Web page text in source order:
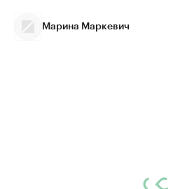
Марина Маркевич